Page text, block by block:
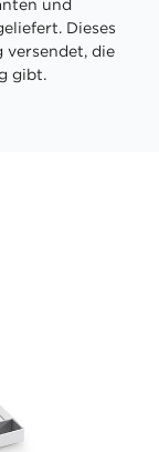
und
Dieses
versendet, die
gibt.